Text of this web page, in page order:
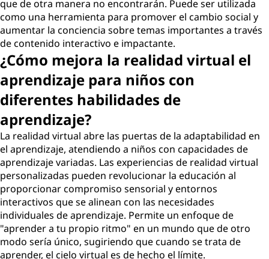
que de otra manera no encontrarán. Puede ser utilizada
como una herramienta para promover el cambio social y
aumentar la conciencia sobre temas importantes a través
de contenido interactivo e impactante.
¿Cómo mejora la realidad virtual el
aprendizaje para niños con
diferentes habilidades de
aprendizaje?
La realidad virtual abre las puertas de la adaptabilidad en
el aprendizaje, atendiendo a niños con capacidades de
aprendizaje variadas. Las experiencias de realidad virtual
personalizadas pueden revolucionar la educación al
proporcionar compromiso sensorial y entornos
interactivos que se alinean con las necesidades
individuales de aprendizaje. Permite un enfoque de
"aprender a tu propio ritmo" en un mundo que de otro
modo sería único, sugiriendo que cuando se trata de
aprender, el cielo virtual es de hecho el límite.